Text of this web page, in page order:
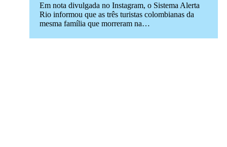
Em nota divulgada no Instagram, o Sistema Alerta
Rio informou que as três turistas colombianas da
mesma família que morreram na…